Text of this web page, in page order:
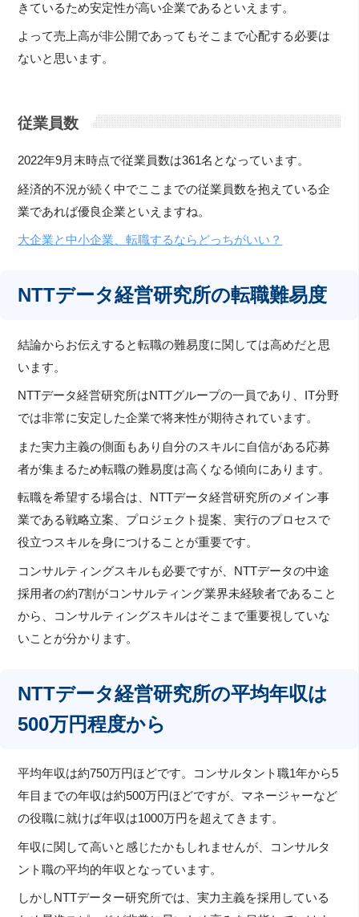
きているため安定性が高い企業であるといえます。
よって売上高が非公開であってもそこまで心配する必要は
ないと思います。
従業員数
2022年9月末時点で従業員数は361名となっています。
経済的不況が続く中でここまでの従業員数を抱えている企
業であれば優良企業といえますね。
大企業と中小企業、転職するならどっちがいい？
NTTデータ経営研究所の転職難易度
結論からお伝えすると転職の難易度に関しては高めだと思
います。
NTTデータ経営研究所はNTTグループの一員であり、IT分野
では非常に安定した企業で将来性が期待されています。
また実力主義の側面もあり自分のスキルに自信がある応募
者が集まるため転職の難易度は高くなる傾向にあります。
転職を希望する場合は、NTTデータ経営研究所のメイン事
業である戦略立案、プロジェクト提案、実行のプロセスで
役立つスキルを身につけることが重要です。
コンサルティングスキルも必要ですが、NTTデータの中途
採用者の約7割がコンサルティング業界未経験者であること
から、コンサルティングスキルはそこまで重要視していな
いことが分かります。
NTTデータ経営研究所の平均年収は
500万円程度から
平均年収は約750万円ほどです。コンサルタント職1年から5
年目までの年収は約500万円ほどですが、マネージャーなど
の役職に就けば年収は1000万円を超えてきます。
年収に関して高いと感じたかもしれませんが、コンサルタ
ント職の平均的年収となっています。
しかしNTTデーター研究所では、実力主義を採用している